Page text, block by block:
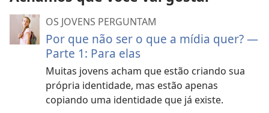
OS JOVENS PERGUNTAM
Por que não ser o que a mídia quer? —
Parte 1: Para elas
Muitas jovens acham que estão criando sua
própria identidade, mas estão apenas
copiando uma identidade que já existe.